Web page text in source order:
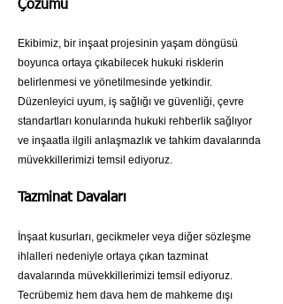
Çözümü
Ekibimiz, bir inşaat projesinin yaşam döngüsü
boyunca ortaya çıkabilecek hukuki risklerin
belirlenmesi ve yönetilmesinde yetkindir.
Düzenleyici uyum, iş sağlığı ve güvenliği, çevre
standartları konularında hukuki rehberlik sağlıyor
ve inşaatla ilgili anlaşmazlık ve tahkim davalarında
müvekkillerimizi temsil ediyoruz.
Tazminat Davaları
İnşaat kusurları, gecikmeler veya diğer sözleşme
ihlalleri nedeniyle ortaya çıkan tazminat
davalarında müvekkillerimizi temsil ediyoruz.
Tecrübemiz hem dava hem de mahkeme dışı